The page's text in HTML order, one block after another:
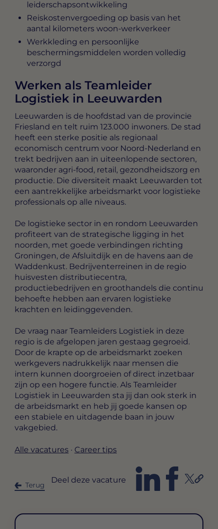
leiderschapsontwikkeling
Reiskostenvergoeding op basis van het
aantal kilometers woon-werkverkeer
Werkkleding en persoonlijke
beschermingsmiddelen worden volledig
verzorgd
Werken als Teamleider
Logistiek in Leeuwarden
Leeuwarden is de hoofdstad van de provincie
Friesland en telt ruim 123.000 inwoners. De stad
heeft een sterke positie als regionaal
economisch centrum voor Noord-Nederland en
trekt bedrijven aan in uiteenlopende sectoren,
waaronder agri-food, retail, gezondheidszorg en
productie. Die diversiteit maakt Leeuwarden tot
een aantrekkelijke arbeidsmarkt voor logistieke
professionals op alle niveaus.
De logistieke sector in en rondom Leeuwarden
profiteert van de strategische ligging in het
noorden, met goede verbindingen richting
Groningen, de Afsluitdijk en de havens aan de
Waddenkust. Bedrijventerreinen in de regio
huisvesten distributiecentra,
productiebedrijven en groothandels die continu
behoefte hebben aan ervaren logistieke
krachten en leidinggevenden.
De vraag naar Teamleiders Logistiek in deze
regio is de afgelopen jaren gestaag gegroeid.
Door de krapte op de arbeidsmarkt zoeken
werkgevers nadrukkelijk naar mensen die
intern kunnen doorgroeien of direct inzetbaar
zijn op een hogere functie. Als Teamleider
Logistiek in Leeuwarden sta jij dan ook sterk in
de arbeidsmarkt en heb jij goede kansen op
een stabiele en uitdagende baan in jouw
vakgebied.
Alle vacatures · Career tips
Terug
Deel deze vacature